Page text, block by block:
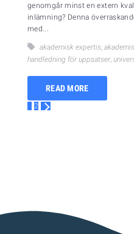
genomgår minst en extern
inlämning? Denna
med...
akademisk expertis
handledning för uppsatser
READ MORE
2